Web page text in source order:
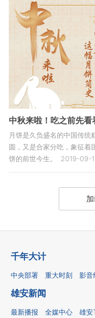
中秋来啦！吃之前先看
月饼是久负盛名的中国传统
圆，又是合家分吃，象征着
饼的前世今生。
2019-09-
千年大计
中央部署 重大时刻 影音
雄安新闻
最新播报 全媒中心 雄安